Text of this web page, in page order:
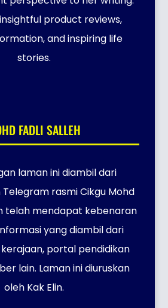
product reviews,
and inspiring life
stories.
FADLI SALLEH
laman ini diambil dari
rasmi Cikgu Mohd
telah mendapat kebenaran
yang diambil dari
portal pendidikan
lain. Laman ini diuruskan
oleh Kak Elin.